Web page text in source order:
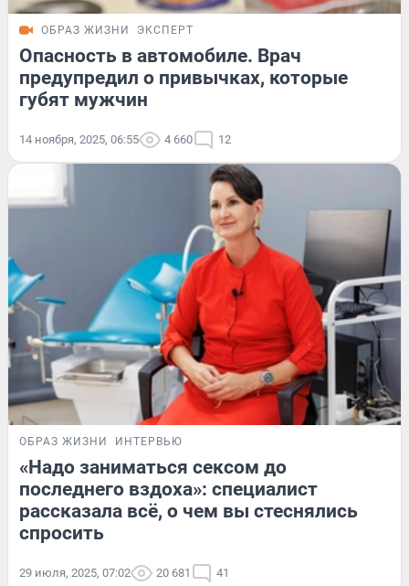
ОБРАЗ ЖИЗНИ ЭКСПЕРТ
Опасность в автомобиле. Врач
предупредил о привычках, которые
губят мужчин
14 ноября, 2025, 06:55 4 660 12
ОБРАЗ ЖИЗНИ ИНТЕРВЬЮ
«Надо заниматься сексом до
последнего вздоха»: специалист
рассказала всё, о чем вы стеснялись
спросить
29 июля, 2025, 07:02 20 681 41